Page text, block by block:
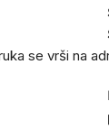
se vrši na